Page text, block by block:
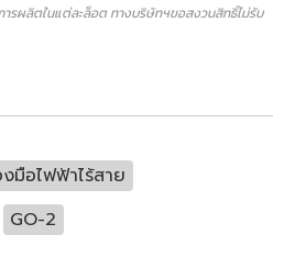
รผลิตในแต่ละล็อต ทางบริษัทฯขอสงวนสิทธิ์ไม่รับ
มือไฟฟ้าไร้สาย
GO-2